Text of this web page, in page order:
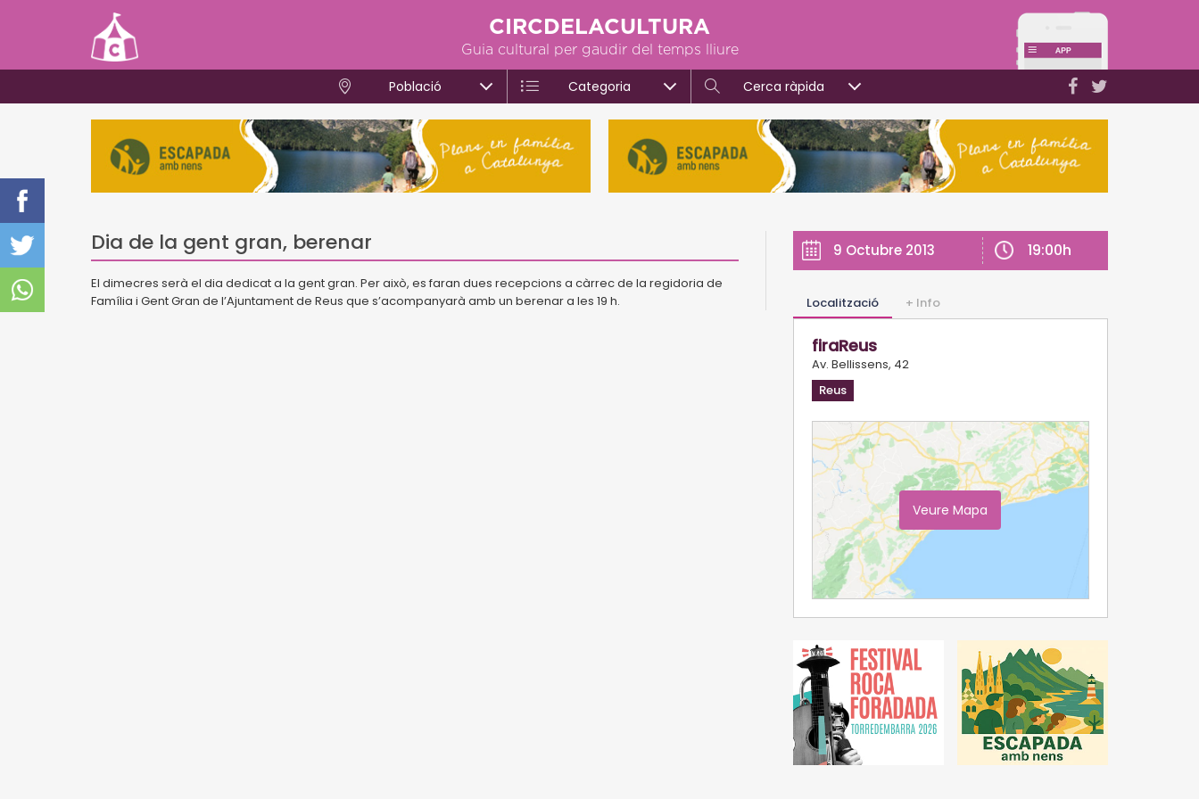
CIRCDELACULTURA
Guia cultural per gaudir del temps lliure
Població Categoria Cerca ràpida
Dia de la gent gran, berenar
El dimecres serà el dia dedicat a la gent gran. Per això, es faran dues recepcions a càrrec de la regidoria de
Família i Gent Gran de l’Ajuntament de Reus que s’acompanyarà amb un berenar a les 19 h.
9 Octubre 2013 19:00h
Localització + Info
firaReus
Av. Bellissens, 42
Reus
Veure Mapa